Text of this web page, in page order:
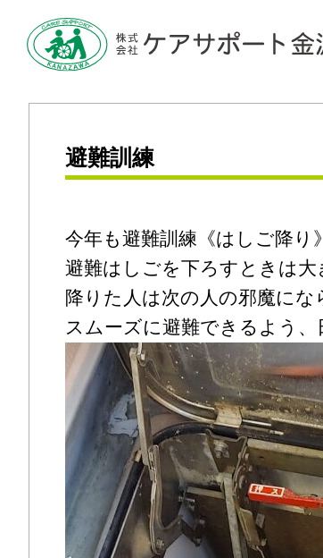
避難訓練
今年も避難訓練《はしご降り
避難はしごを下ろすときは大
降りた人は次の人の邪魔にな
スムーズに避難できるよう、